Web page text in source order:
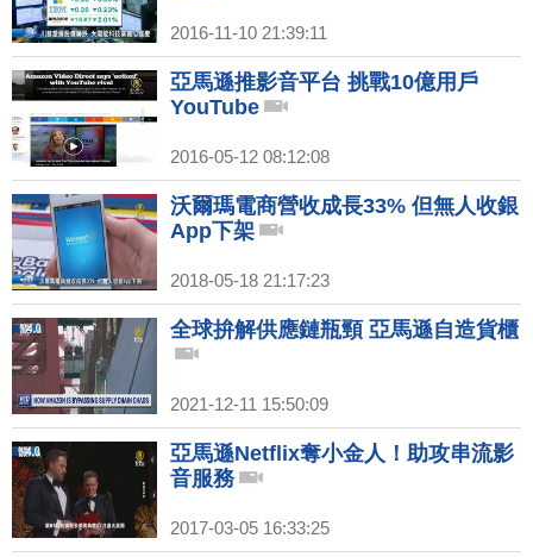
2016-11-10 21:39:11
亞馬遜推影音平台 挑戰10億用戶
YouTube
2016-05-12 08:12:08
沃爾瑪電商營收成長33% 但無人收銀
App下架
2018-05-18 21:17:23
全球拚解供應鏈瓶頸 亞馬遜自造貨櫃
2021-12-11 15:50:09
亞馬遜Netflix奪小金人！助攻串流影
音服務
2017-03-05 16:33:25